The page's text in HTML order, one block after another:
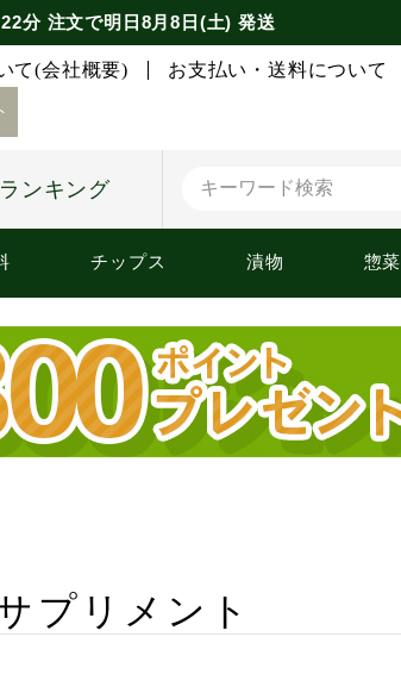
22分注文で明日8月8日(土) 発送
て(会社概要) お支払い・送料について
ンキング
チップス 漬物 惣菜
プリメント